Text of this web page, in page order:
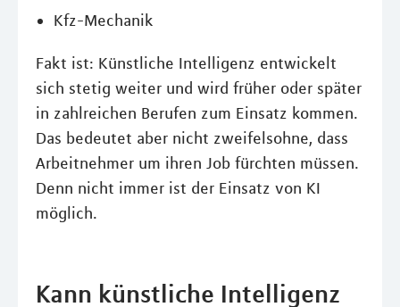
Kfz-Mechanik
Fakt ist: Künstliche Intelligenz entwickelt
sich stetig weiter und wird früher oder später
in zahlreichen Berufen zum Einsatz kommen.
Das bedeutet aber nicht zweifelsohne, dass
Arbeitnehmer um ihren Job fürchten müssen.
Denn nicht immer ist der Einsatz von KI
möglich.
Kann künstliche Intelligenz